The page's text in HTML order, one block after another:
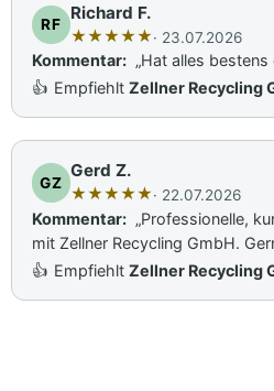
RF
Richard F.
★★★★★· 23.07.2026
Kommentar: „Hat alles bestens
👍 Empfiehlt Zellner Recycling
GZ
Gerd Z.
★★★★★· 22.07.2026
Kommentar: „Professionelle,
mit Zellner Recycling GmbH.
👍 Empfiehlt Zellner Recycling